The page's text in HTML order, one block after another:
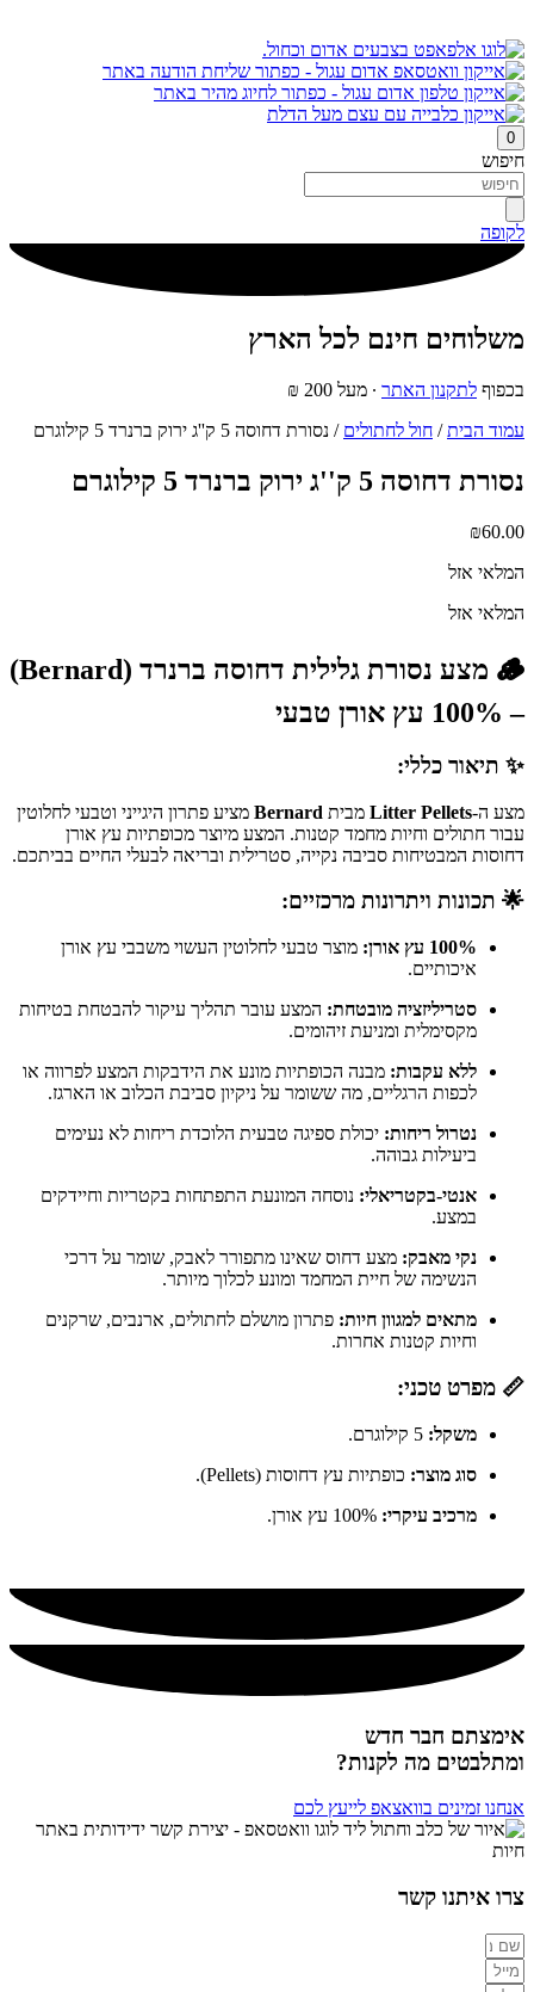
0
חיפוש
לקופה
משלוחים חינם לכל הארץ
בכפוף לתקנון האתר ∙ מעל 200 ₪
עמוד הבית/ חול לחתולים / נסורת דחוסה 5 ק''ג ירוק ברנרד 5 קילוגרם
נסורת דחוסה 5 ק''ג ירוק ברנרד 5 קילוגרם
₪60.00
המלאי אזל
המלאי אזל
🪵 מצע נסורת גלילית דחוסה ברנרד (Bernard)
– 100% עץ אורן טבעי
✨ תיאור כללי:
מצע ה-Litter Pellets מבית Bernard מציע פתרון היגייני וטבעי לחלוטין
עבור חתולים וחיות מחמד קטנות. המצע מיוצר מכופתיות עץ אורן
דחוסות המבטיחות סביבה נקייה, סטרילית ובריאה לבעלי החיים בביתכם.
🌟 תכונות ויתרונות מרכזיים:
100% עץ אורן:
מוצר טבעי לחלוטין העשוי משבבי עץ אורן
איכותיים.
סטריליזציה מובטחת: המצע עובר תהליך עיקור להבטחת בטיחות
מקסימלית ומניעת זיהומים.
ללא עקבות: מבנה הכופתיות מונע את הידבקות המצע לפרווה או
לכפות הרגליים, מה ששומר על ניקיון סביבת הכלוב או הארגז.
נטרול ריחות: יכולת ספיגה טבעית הלוכדת ריחות לא נעימים
ביעילות גבוהה.
אנטי-בקטריאלי: נוסחה המונעת התפתחות בקטריות וחיידקים
במצע.
נקי מאבק: מצע דחוס שאינו מתפורר לאבק, שומר על דרכי
הנשימה של חיית המחמד ומונע לכלוך מיותר.
מתאים למגוון חיות: פתרון מושלם לחתולים, ארנבים, שרקנים
וחיות קטנות אחרות.
📏 מפרט טכני:
משקל:
סוג מוצר: כופתיות עץ דחוסות (Pellets).
מרכיב עיקרי:
אימצתם חבר חדש
ומתלבטים מה לקנות?
אנחנו זמינים בוואצאפ לייעץ לכם
צרו איתנו קשר